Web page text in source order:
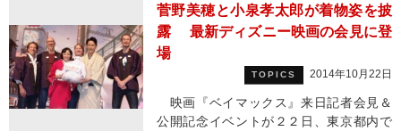
菅野美穂と小泉孝太郎が着物姿を披
露 最新ディズニー映画の会見に登
場
TOPICS 2014年10月22日
映画『ベイマックス』来日記者会見＆
公開記念イベントが２２日、東京都内で